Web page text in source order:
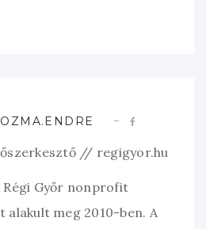
// regigyor.hu
Régi Győr nonprofit
alakult meg 2010-ben. A